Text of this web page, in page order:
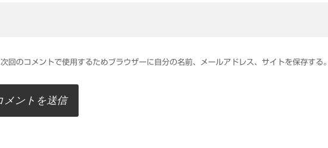
次回のコメントで使用するためブラウザーに自分の名前、メールアドレス、サイトを保存する。